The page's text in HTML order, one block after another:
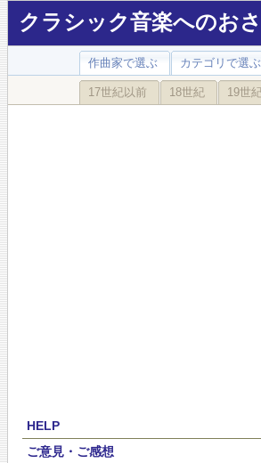
クラシック音楽へのお
作曲家で選ぶ カテゴリで選ぶ
17世紀以前 18世紀 19世
HELP
ご意見・ご感想